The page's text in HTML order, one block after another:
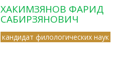
ХАКИМЗЯНОВ ФАРИД
САБИРЗЯНОВИЧ
кандидат филологических наук